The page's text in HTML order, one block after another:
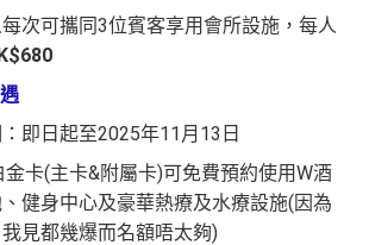
次可攜同3位賓客享用會所設施，每人
即日起至2025年11月13日
金卡(主卡&附屬卡)可免費預約使用W酒
健身中心及豪華熱療及水療設施(因為
見都幾爆而名額唔太夠)